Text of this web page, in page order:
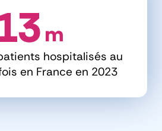
hospitalisés au
en France en 2023
m